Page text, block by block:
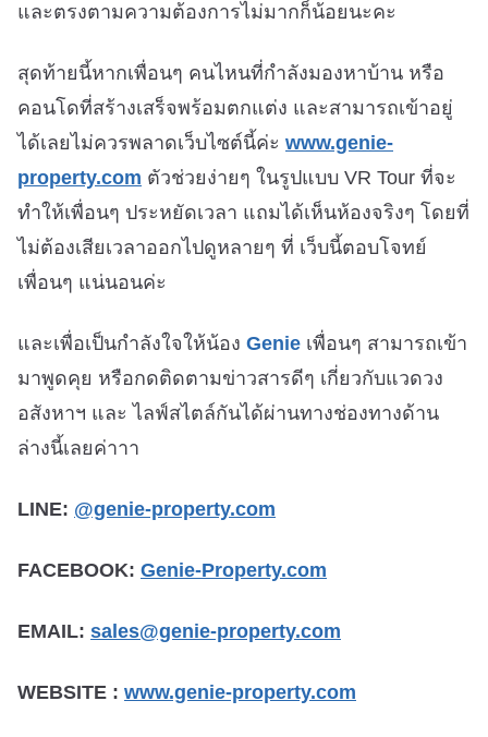
และตรงตามความต้องการไม่มากก็น้อยนะคะ
สุดท้ายนี้หากเพื่อนๆ คนไหนที่กำลังมองหาบ้าน หรือ
คอนโดที่สร้างเสร็จพร้อมตกแต่ง และสามารถเข้าอยู่
ได้เลยไม่ควรพลาดเว็บไซต์นี้ค่ะ www.genie-
property.com ตัวช่วยง่ายๆ ในรูปแบบ VR Tour ที่จะ
ทำให้เพื่อนๆ ประหยัดเวลา แถมได้เห็นห้องจริงๆ โดยที่
ไม่ต้องเสียเวลาออกไปดูหลายๆ ที่ เว็บนี้ตอบโจทย์
เพื่อนๆ แน่นอนค่ะ
และเพื่อเป็นกำลังใจให้น้อง Genie เพื่อนๆ สามารถเข้า
มาพูดคุย หรือกดติดตามข่าวสารดีๆ เกี่ยวกับแวดวง
อสังหาฯ และ ไลฟ์สไตล์กันได้ผ่านทางช่องทางด้าน
ล่างนี้เลยค่าาา
LINE: @genie-property.com
FACEBOOK: Genie-Property.com
EMAIL: sales@genie-property.com
WEBSITE : www.genie-property.com